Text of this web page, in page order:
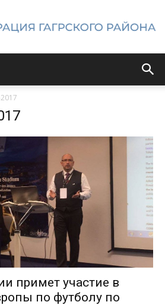
района
примет участие в
по футболу по